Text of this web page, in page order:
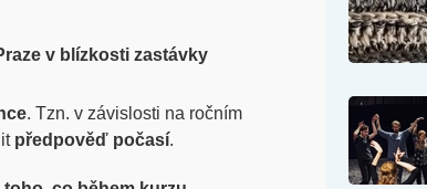
v blízkosti zastávky
. Tzn. v závislosti na ročním
předpověď počasí.